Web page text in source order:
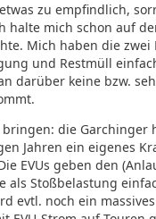
zu empfindlich,
halte mich schon auf
Mich haben die zwei
und Restmüll
darüber keine bzw.
bringen: die Garchinger
Jahren ein eigenes
EVUs geben den
als Stoßbelastung
evtl. noch ein